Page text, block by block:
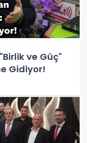
ve Güç"
Gidiyor!